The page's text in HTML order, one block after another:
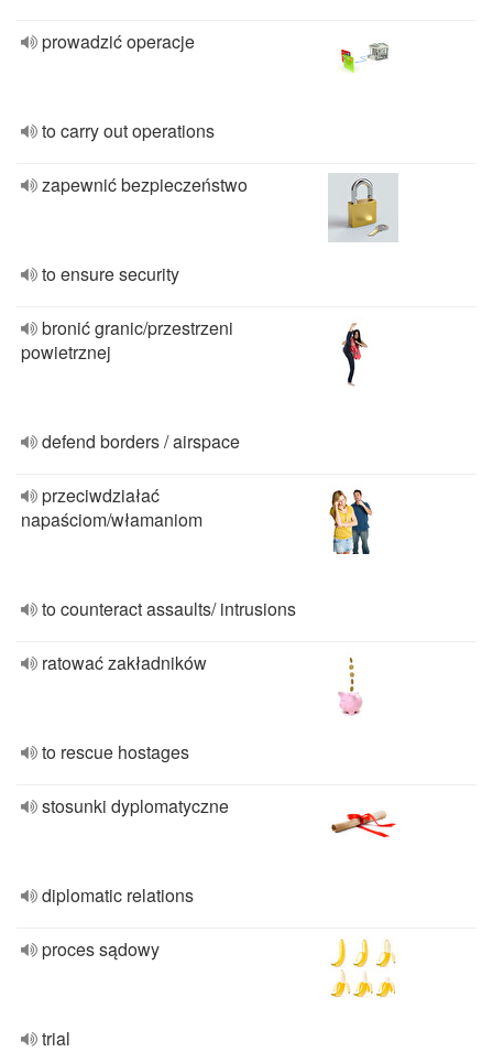
prowadzić operacje
to carry out operations
zapewnić bezpieczeństwo
to ensure security
bronić granic/przestrzeni
powietrznej
defend borders / airspace
przeciwdziałać
napaściom/włamaniom
to counteract assaults/ intrusions
ratować zakładników
to rescue hostages
stosunki dyplomatyczne
diplomatic relations
proces sądowy
trial